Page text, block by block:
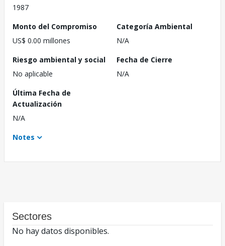
1987
Monto del Compromiso
US$ 0.00 millones
Categoría Ambiental
N/A
Riesgo ambiental y social
No aplicable
Fecha de Cierre
N/A
Última Fecha de
Actualización
N/A
Notes
Sectores
No hay datos disponibles.